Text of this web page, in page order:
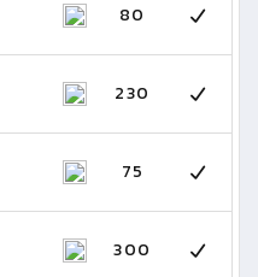
80
230
75
300